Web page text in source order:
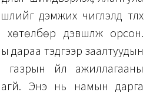
дэмжих чиглэлд түлхүү
дэвшүүлж орсон.
дараа тэдгээр заалтуудын
үйл ажиллагааны
Энэ нь намын дарга